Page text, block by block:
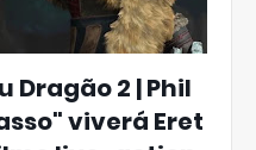
Dragão 2 | Phil
viverá Eret